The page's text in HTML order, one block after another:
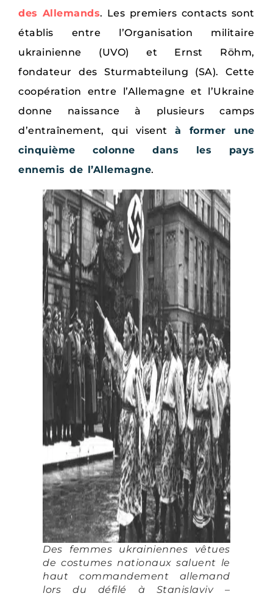
des Allemands. Les premiers contacts sont
établis entre l’Organisation militaire
ukrainienne (UVO) et Ernst Röhm,
fondateur des Sturmabteilung (SA). Cette
coopération entre l’Allemagne et l’Ukraine
donne naissance à plusieurs camps
d’entraînement, qui visentà former une
cinquième colonne dans les pays
ennemis de l’Allemagne.
Des femmes ukrainiennes vêtues
de costumes nationaux saluent le
haut commandement allemand
lors du défilé à Stanislaviv –